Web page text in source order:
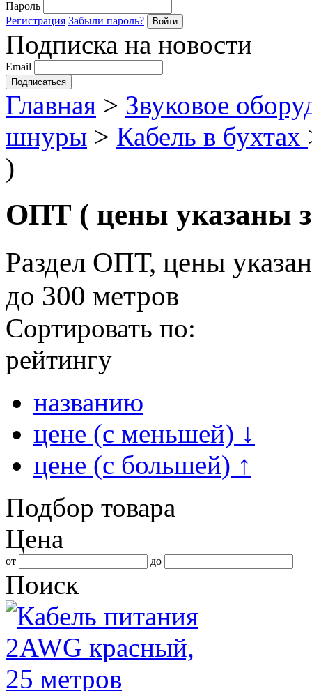
Пароль
Регистрация Забыли пароль?
Подписка на новости
Email
Главная > Звуковое
шнуры > Кабель в бухтах
)
ОПТ ( цены указаны
Раздел ОПТ, цены
до 300 метров
Сортировать по:
рейтингу
названию
цене (с меньшей) ↓
цене (с большей) ↑
Подбор товара
Цена
от до
Поиск